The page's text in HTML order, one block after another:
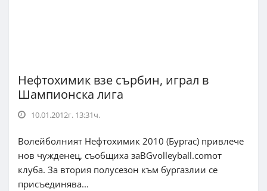
Нефтохимик взе сърбин, играл в
Шампионска лига
10.01.2012г. 13:31ч.
Волейболният Нефтохимик 2010 (Бургас) привлече
нов чужденец, съобщиха заBGvolleyball.comот
клуба. За втория полусезон към бургазлии се
присъединява...